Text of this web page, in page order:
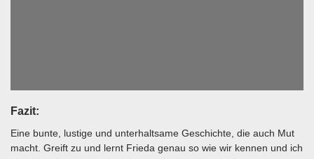
Fazit:
Eine bunte, lustige und unterhaltsame Geschichte, die auch Mut
macht. Greift zu und lernt Frieda genau so wie wir kennen und ich